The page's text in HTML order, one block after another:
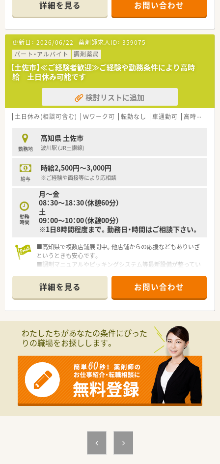
■外来処方箋対応だけでは物足りない方
■薬剤師が常時3名から4名体制で勤務しておりますので、一人
当たりの負担が少なく落ち着いて業務に取り組めます。
≪こんな方にオススメ≫
■平日17時までの勤務になるので、ご家庭やプライベートの事
情がある方も安心して働けます
■高時給でお探しの方！
時給2500円～、認定資格をお持ちであれば3000円も可能です
■ブランクからの復帰や病院門前でチャレンジしたい方！
フォロー体制があるので安心してスタートできます◎
詳細を見る お問い合わせ
更新日： 2026/06/22 薬剤師求人ID： 359075
パート・アルバイト
調剤薬局
【土佐市】≪ご経験者歓迎≫ご経験や勤務条件により高時
給 土日休み可能です
検討リストに追加
土日休み(相談可含む) Ｗワーク可 転勤なし 車通勤可 高時給(2,500円以上)
勤務地
高知県 土佐市
波川駅 (JR土讃線)
給与
時給2,500円～3,000円
※ご経験や面接等により応相談
勤務
時間
月～金
08：30～18：30（休憩60分）
土
09：00～10：00（休憩00分）
※1日8時間程度まで。勤務日・時間はご相談下さい。
■高知県で複数店舗展開中。他店舗からの応援などもありいざ
というときも安心です。
■調剤マニュアルやピッキングシステム等最新設備が整ってい
詳細を見る お問い合わせ
わたしたちがあなたの条件にぴった
りの職場をお探しします。